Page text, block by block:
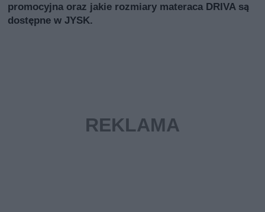
promocyjna oraz jakie rozmiary materaca DRIVA są
dostępne w JYSK.